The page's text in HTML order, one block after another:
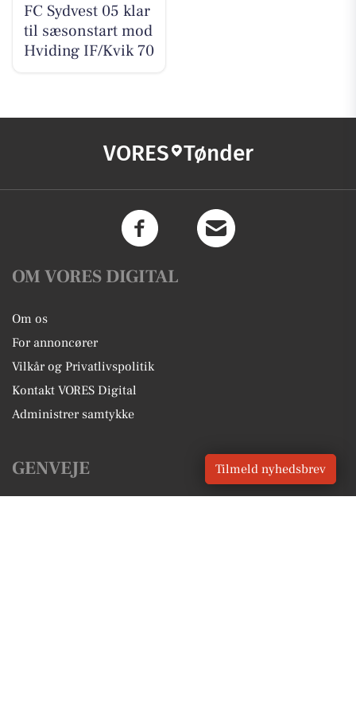
FC Sydvest 05 klar
til sæsonstart mod
Hviding IF/Kvik 70
VORES Tønder
OM VORES DIGITAL
Om os
For annoncører
Vilkår og Privatlivspolitik
Kontakt VORES Digital
Administrer samtykke
GENVEJE Tilmeld nyhedsbrev